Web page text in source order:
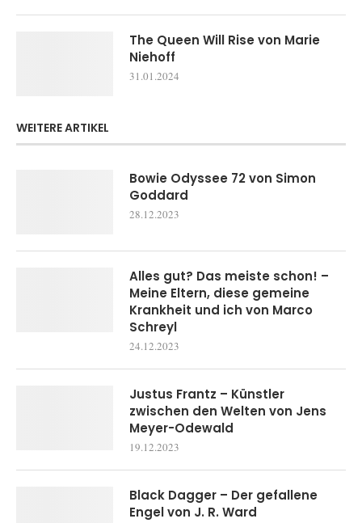
The Queen Will Rise von Marie
Niehoff
31.01.2024
WEITERE ARTIKEL
Bowie Odyssee 72 von Simon
Goddard
28.12.2023
Alles gut? Das meiste schon! –
Meine Eltern, diese gemeine
Krankheit und ich von Marco
Schreyl
24.12.2023
Justus Frantz – Künstler
zwischen den Welten von Jens
Meyer-Odewald
19.12.2023
Black Dagger – Der gefallene
Engel von J. R. Ward